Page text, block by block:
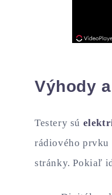
Výhody
Testery sú
rádiového prvku
stránky. Pokiaľ